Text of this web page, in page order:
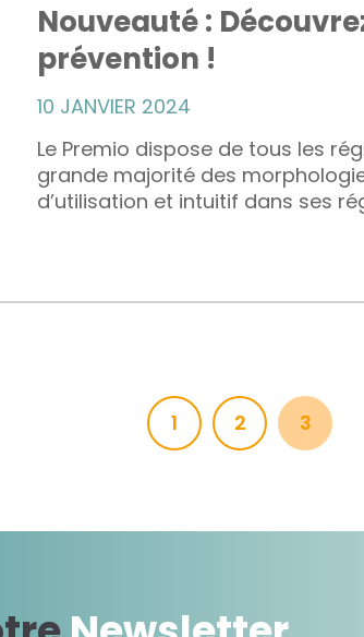
Nouveauté :
prévention !
10 JANVIER 2024
Le Premio dispose de tous les
grande majorité des
d’utilisation et intuitif dans ses
1 2 3